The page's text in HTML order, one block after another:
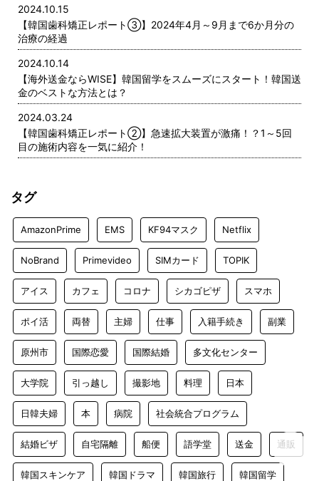
2024.10.15
【韓国歯科矯正レポート➂】2024年4月～9月まで6か月分の
治療の経過
2024.10.14
【海外送金ならWISE】韓国留学をスムーズにスタート！韓国送
金のベストな方法とは？
2024.03.24
【韓国歯科矯正レポート➁】急速拡大装置が激痛！？1～5回
目の施術内容を一気に紹介！
タグ
AmazonPrime EMS KF94マスク Netflix
NoBrand Primevideo SIMカード TOPIK
アイス カフェ コロナ シカゴピザ スマホ
ポイ活 両替 主婦 仕事 入籍手続き 副業
原州市 国際恋愛 国際結婚 多文化センター
大学院 引っ越し 撮影地 料理 日本
日韓夫婦 本 病院 社会統合プログラム
結婚ビザ 自宅隔離 船便 語学堂 送金 通販
韓国スキンケア 韓国ドラマ 韓国旅行 韓国留学